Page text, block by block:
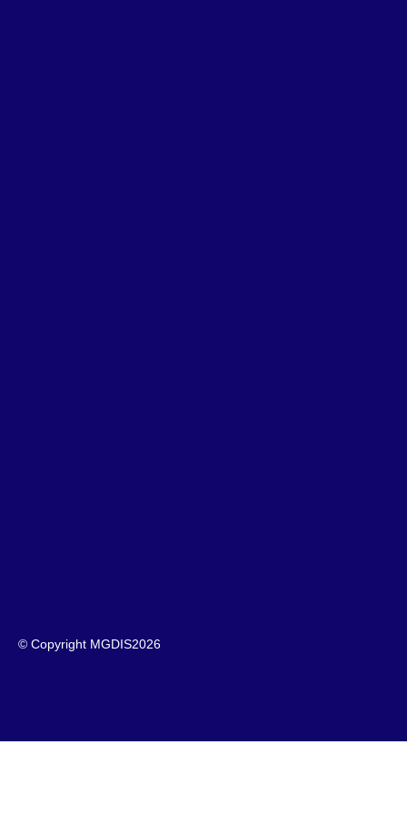
© Copyright MGDIS2026